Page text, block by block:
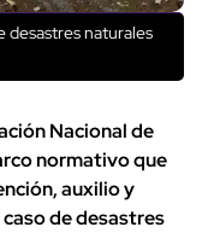
desastres naturales
Nacional de
normativo que
auxilio y
de desastres